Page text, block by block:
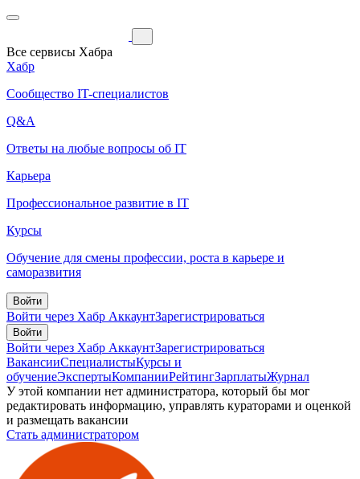
Все сервисы Хабра
Хабр
Сообщество IT-специалистов
Q&A
Ответы на любые вопросы об IT
Карьера
Профессиональное развитие в IT
Курсы
Обучение для смены профессии, роста в карьере и
саморазвития
Войти
Войти через Хабр АккаунтЗарегистрироваться
Войти
Войти через Хабр АккаунтЗарегистрироваться
ВакансииСпециалистыКурсы и
обучениеЭкспертыКомпанииРейтингЗарплатыЖурнал
У этой компании нет администратора, который бы мог
редактировать информацию, управлять кураторами и оценкой
и размещать вакансии
Стать администратором